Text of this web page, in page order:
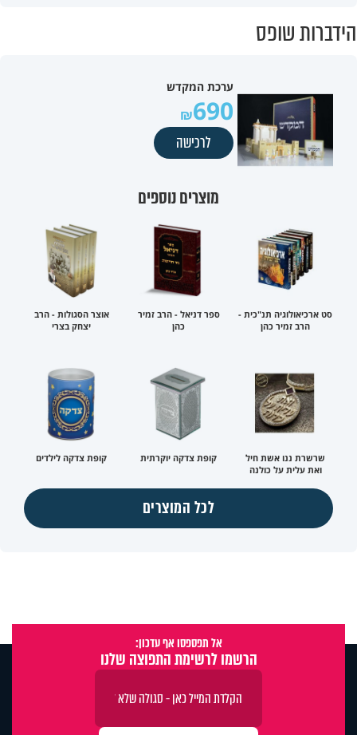
הידברות שופס
ערכת המקדש
690
לרכישה
מוצרים נוספים
סט ארכיאולוגיה תנ"כית -
הרב זמיר כהן
ספר דניאל - הרב זמיר
כהן
אוצר הסגולות - הרב
יצחק בצרי
שרשרת ננו אשת חיל
ואת עלית על כולנה
קופת צדקה יוקרתית קופת צדקה לילדים
לכל המוצרים
אל תפספסו אף עדכון:
הרשמו לרשימת התפוצה שלנו